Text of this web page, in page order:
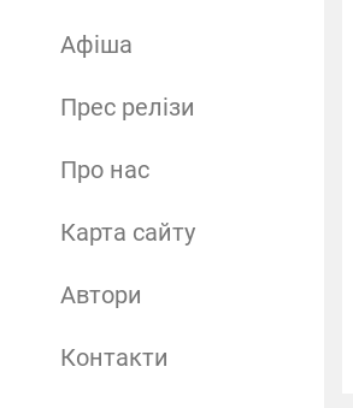
Афіша
Прес релізи
Про нас
Карта сайту
Автори
Контакти